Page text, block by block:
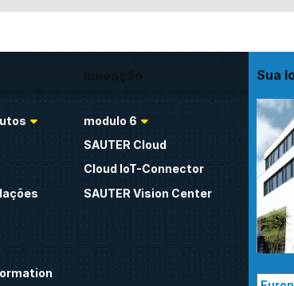
Inovação
modulo 6
SAUTER Cloud
Cloud IoT-Connector
SAUTER Vision Center
Sua